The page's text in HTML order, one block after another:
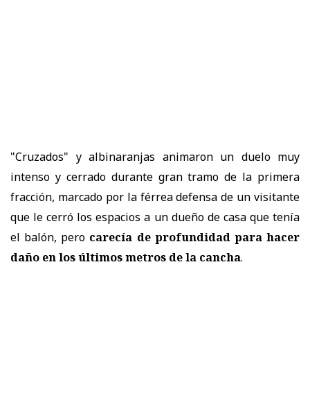
"Cruzados" y albinaranjas animaron un duelo muy
intenso y cerrado durante gran tramo de la primera
fracción, marcado por la férrea defensa de un visitante
que le cerró los espacios a un dueño de casa que tenía
el balón, pero carecía de profundidad para hacer
daño en los últimos metros de la cancha.